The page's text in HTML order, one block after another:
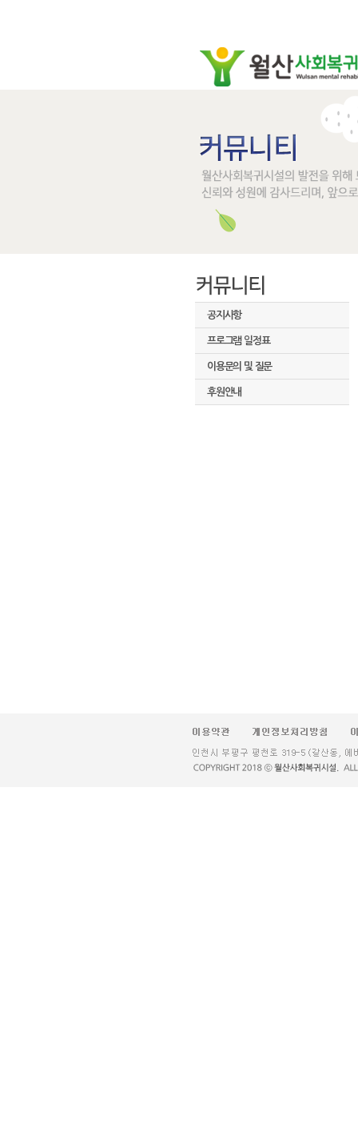
공지사항
프로그램 일정표
이용문의 및 질문
후원안내